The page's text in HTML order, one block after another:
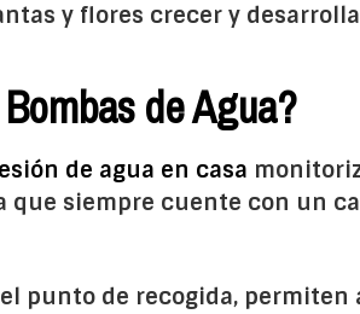
y flores crecer y
de Agua?
de agua en casa
que siempre cuente con un
punto de recogida, permiten